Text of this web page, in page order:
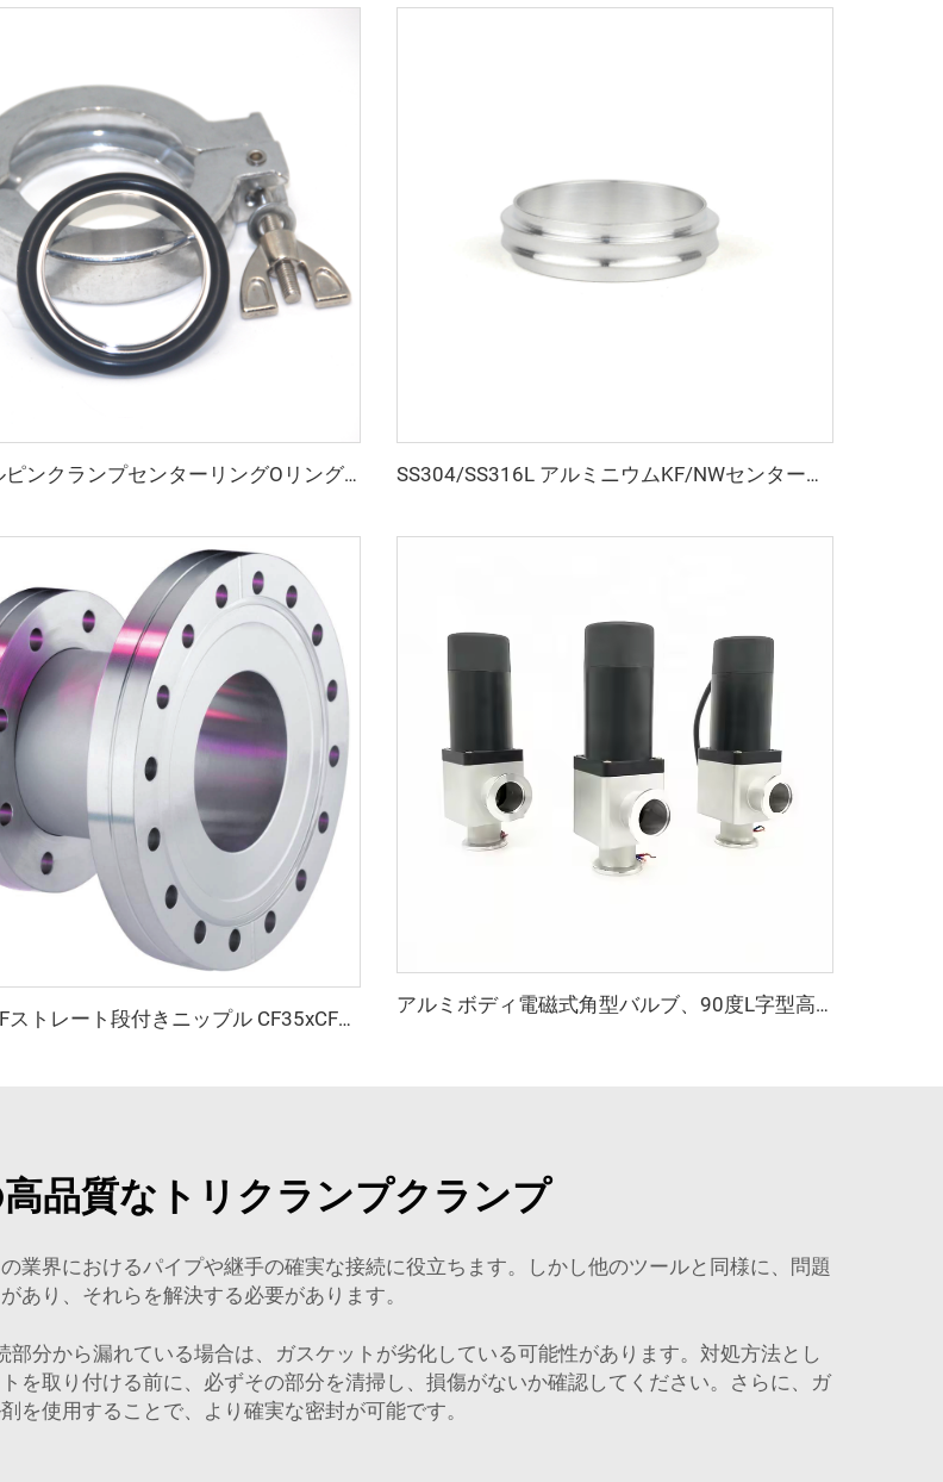
シングルピンクランプセンターリングOリング（FKM/NBR/EPDM）NW25/NW40 アルミニウム真空継手クランプ 半導体用 KF16/KF25/KF40/KF50 SS304/SS316L アルミニウムKF/NWセンターリング KF10-KF50 高品質ステンレス鋼真空継手 NW10-NW50 半導体用
高真空CFストレート段付きニップル CF35xCF36-CF160xCF100 固定・回転可能 SS304 SS316L ステンレス鋼 通し穴付き継手 1/2"-10" フランジ
アルミボディ電磁式角型バルブ、90度L字型高真空対応、KF16/KF25/KF40/KF50、NW25/NW40継手角型バルブ
品質なトリクランプクランプ
業界におけるパイプや継手の確実な接続に役立ちます。しかし他のツールと同様に、問題
あり、それらを解決する必要があります。
分から漏れている場合は、ガスケットが劣化している可能性があります。対処方法とし
を取り付ける前に、必ずその部分を清掃し、損傷がないか確認してください。さらに、ガ
を使用することで、より確実な密封が可能です。